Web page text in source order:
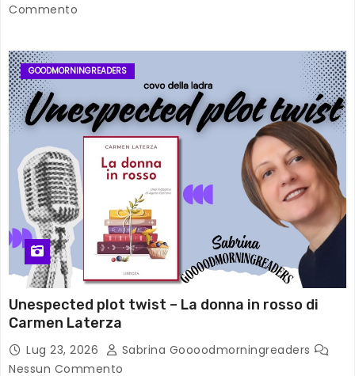
Commento
GOODMORNINGREADERS
Unespected plot twist – La donna in rosso di
Carmen Laterza
Lug 23, 2026
Sabrina Goooodmorningreaders
Nessun Commento